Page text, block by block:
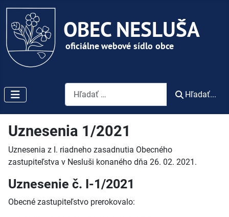
Vyhľadávanie
Hľadať...
Uznesenia 1/2021
Uznesenia z I. riadneho zasadnutia Obecného
zastupiteľstva v Nesluši konaného dňa 26. 02. 2021.
Uznesenie č. I-1/2021
Obecné zastupiteľstvo prerokovalo: